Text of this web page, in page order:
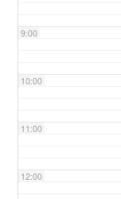
9:00
10:00
11:00
12:00